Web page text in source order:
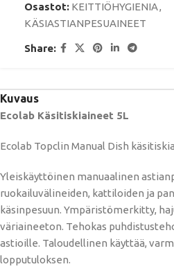
Osastot: KEITTIÖHYGIENIA,
KÄSIASTIANPESUAINEET
Share:
Kuvaus
Ecolab Käsitiskiaineet 5L
Ecolab Topclin Manual Dish
Yleiskäyttöinen manuaalinen
ruokailuvälineiden, kattiloiden ja
käsinpesuun. Ympäristömerkitty,
väriaineeton. Tehokas
astioille. Taloudellinen käyttää,
lopputuloksen.